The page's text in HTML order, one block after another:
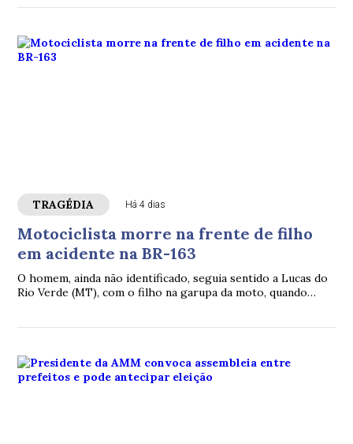
TRAGÉDIA Há 4 dias
Motociclista morre na frente de filho
em acidente na BR-163
O homem, ainda não identificado, seguia sentido a Lucas do
Rio Verde (MT), com o filho na garupa da moto, quando